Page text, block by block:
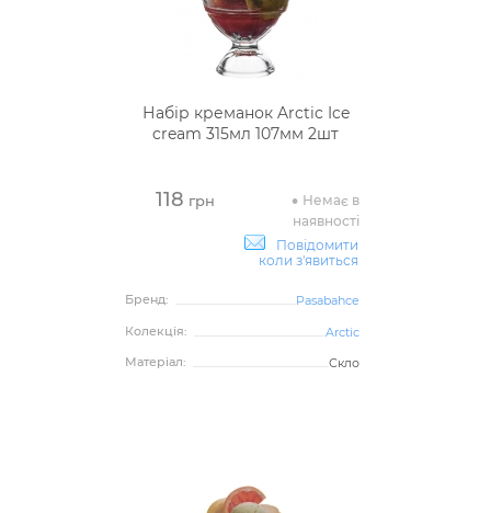
Набір креманок Arctic Ice
cream 315мл 107мм 2шт
118 грн
Немає в
наявності
Повідомити
коли з'явиться
Бренд:
Pasabahce
Колекція:
Arctic
Матеріал:
Скло